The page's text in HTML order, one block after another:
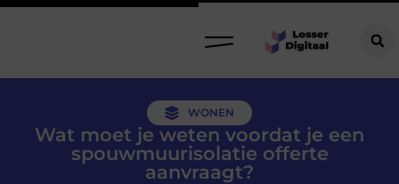
WONEN
Wat moet je weten voordat je een
spouwmuurisolatie offerte
aanvraagt?